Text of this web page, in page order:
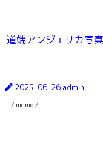
道端アンジェリカ写
2025-06-26 admin
/ memo /